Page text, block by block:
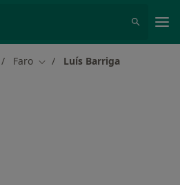
Faro Mudar de cidade
Luís Barriga